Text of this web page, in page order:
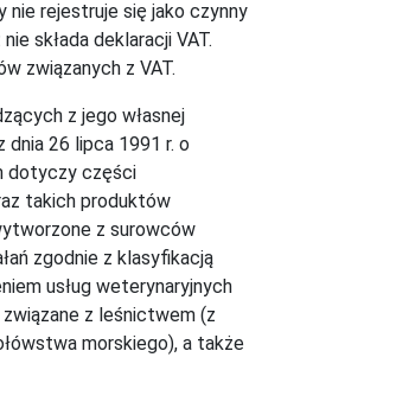
nie rejestruje się jako czynny
składa deklaracji VAT.
związanych z VAT.
z jego własnej
26 lipca 1991 r. o
dotyczy części
takich produktów
z surowców
zgodnie z klasyfikacją
usług weterynaryjnych
związane z leśnictwem (z
morskiego), a także